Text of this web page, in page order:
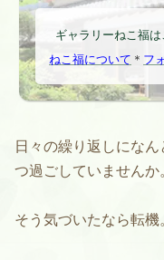
ギャラリーねこ福
ねこ福について ＊ フ
日々の繰り返しにな
つ過ごしていませんか
そう気づいたなら転機